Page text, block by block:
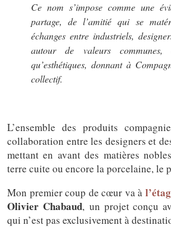
Ce nom s’impose comme une
partage, de l’amitié qui se
échanges entre industriels,
autour de valeurs communes,
qu’esthétiques, donnant à
collectif.
L’ensemble des produits
collaboration entre les designers et
mettant en avant des matières
terre cuite ou encore la porcelaine, le
Mon premier coup de cœur va à
Olivier Chabaud, un projet conçu
qui n’est pas exclusivement à